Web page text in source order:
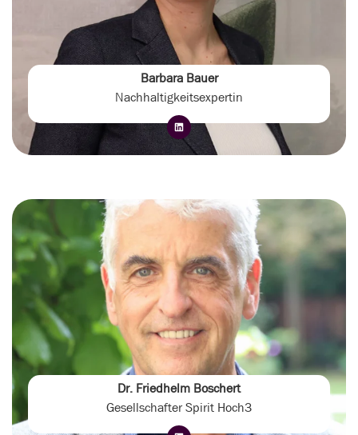
Barbara Bauer
Nachhaltigkeitsexpertin
Dr. Friedhelm Boschert
Gesellschafter Spirit Hoch3